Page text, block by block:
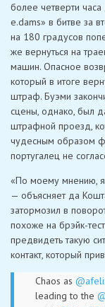
более четверти часа
e.dams» в битве за
на 180 градусов
же вернуться на
машин. Опасное
который в итоге
штраф. Буэми
сцены, однако, был
штрафной проезд,
чудесным образом
португалец не
«По моему мнению, я
— объясняет да
затормозил в
похоже на брэйк-
предвидеть такую
контакт, который
Chaos as
leading to the